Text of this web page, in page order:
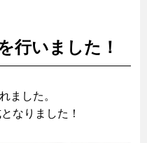
行いました！
ました。
なりました！